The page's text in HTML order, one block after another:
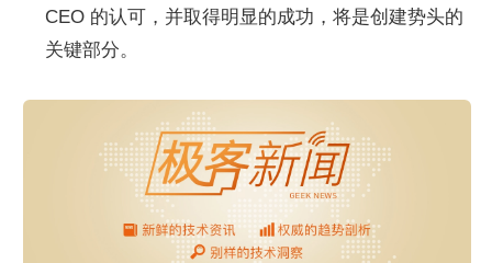
CEO 的认可，并取得明显的成功，将是创建势头的
关键部分。